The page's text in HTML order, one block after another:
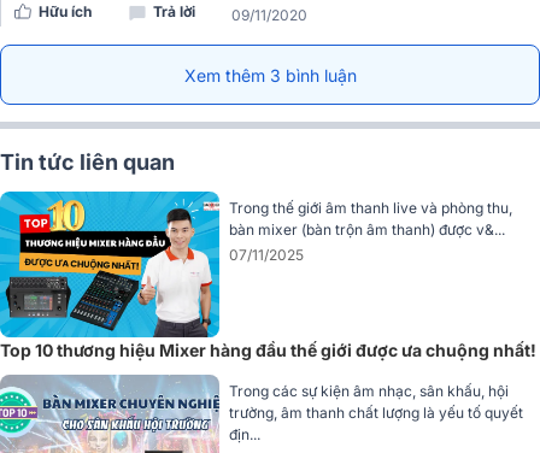
Không cần kiến thức kỹ thuật chuyên sâu, người mới vẫn có thể dễ
4. Hiệu ứng kỹ thuật số SPX - 24 chương trình âm
thanh cao cấp tích hợp
Bàn mixer Yamaha
SPX - công nghệ huyền thoại từng được sử dụng trên nhiều thiết bị
âm thanh cao cấp của Yamaha.
Bộ xử lý này cung cấp 24 chương trình hiệu ứng chuyên nghiệp,
bao gồm:
Reverb (Hall, Room, Plate): Tạo chiều sâu, không gian cho âm
thanh.
Delay, Echo: Giúp tái tạo tiếng vọng tự nhiên, lý tưởng cho
vocal.
Chorus, Flanger: Thêm màu sắc và chiều rộng cho nhạc cụ.
Hữu ích Trả lời 09/11/2020
Xem thêm 3 bình luận
Tin tức liên quan
Trong thế giới âm thanh live và phòng thu,
bàn mixer (bàn trộn âm thanh) được v&...
07/11/2025
Top 10 thương hiệu Mixer hàng đầu thế giới được ưa chuộng nhất!
Trong các sự kiện âm nhạc, sân khấu, hội
trường, âm thanh chất lượng là yếu tố quyết
địn...